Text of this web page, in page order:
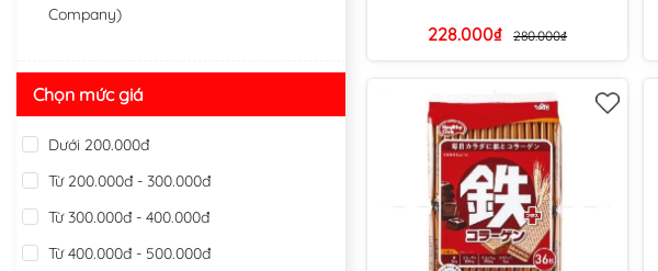
Company)
Chọn mức giá
Dưới 200.000đ
Từ 200.000đ - 300.000đ
Từ 300.000đ - 400.000đ
Từ 400.000đ - 500.000đ
228.000₫ 280.000₫